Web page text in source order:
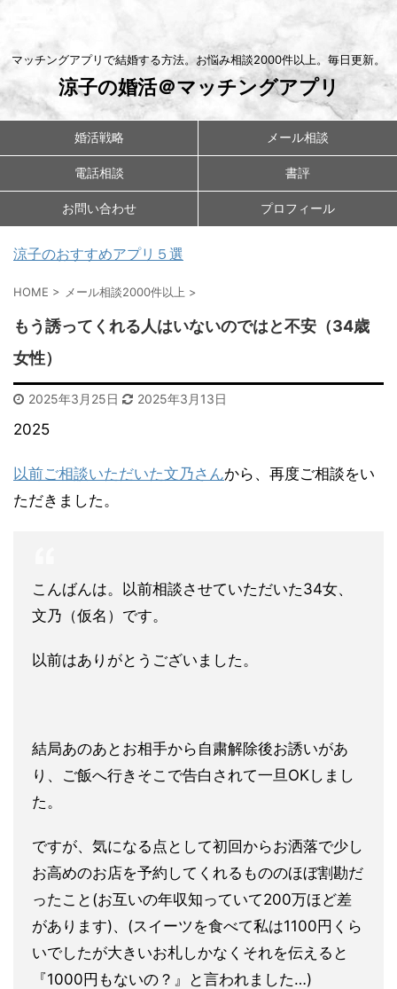
マッチングアプリで結婚する方法。お悩み相談2000件以上。毎日更新。
涼子の婚活＠マッチングアプリ
婚活戦略 メール相談
電話相談 書評
お問い合わせ プロフィール
涼子のおすすめアプリ５選
HOME > メール相談2000件以上 >
もう誘ってくれる人はいないのではと不安（34歳
女性）
2025年3月25日 2025年3月13日
2025
以前ご相談いただいた文乃さんから、再度ご相談をい
ただきました。
こんばんは。以前相談させていただいた34女、
文乃（仮名）です。
以前はありがとうございました。
結局あのあとお相手から自粛解除後お誘いがあ
り、ご飯へ行きそこで告白されて一旦OKしまし
た。
ですが、気になる点として初回からお洒落で少し
お高めのお店を予約してくれるもののほぼ割勘だ
ったこと(お互いの年収知っていて200万ほど差
があります)、(スイーツを食べて私は1100円くら
いでしたが大きいお札しかなくそれを伝えると
『1000円もないの？』と言われました…)